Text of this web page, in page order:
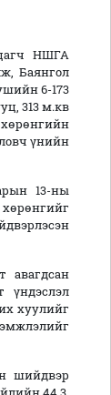
НШГА
Баянгол
6-173
313 м.кв
үнийн
13-ны
хөрөнгийг
авагдсан
үндэслэл
хуулийг
шийдвэр